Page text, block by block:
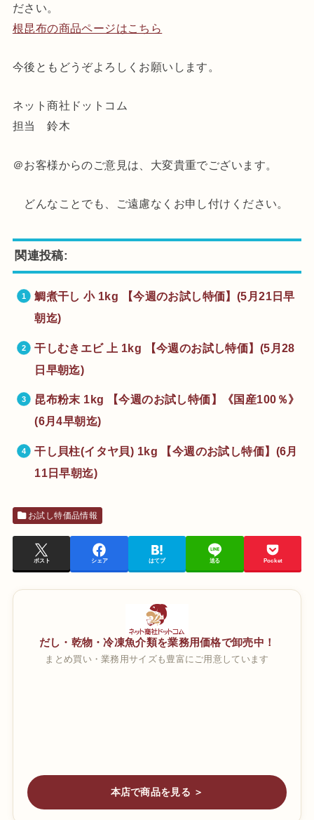
ださい。
根昆布の商品ページはこちら
今後ともどうぞよろしくお願いします。
ネット商社ドットコム
担当 鈴木
＠お客様からのご意見は、大変貴重でございます。
どんなことでも、ご遠慮なくお申し付けください。
関連投稿:
鯛煮干し 小 1kg 【今週のお試し特価】(5月21日早
朝迄)
干しむきエビ 上 1kg 【今週のお試し特価】(5月28
日早朝迄)
昆布粉末 1kg 【今週のお試し特価】《国産100％》
(6月4早朝迄)
干し貝柱(イタヤ貝) 1kg 【今週のお試し特価】(6月
11日早朝迄)
お試し特価品情報
ポスト シェア はてブ 送る Pocket
だし・乾物・冷凍魚介類を業務用価格で卸売中！
まとめ買い・業務用サイズも豊富にご用意しています
本店で商品を見る ＞